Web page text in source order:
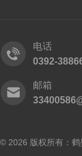
电话
0392-
邮箱
© 2026 版权所有：